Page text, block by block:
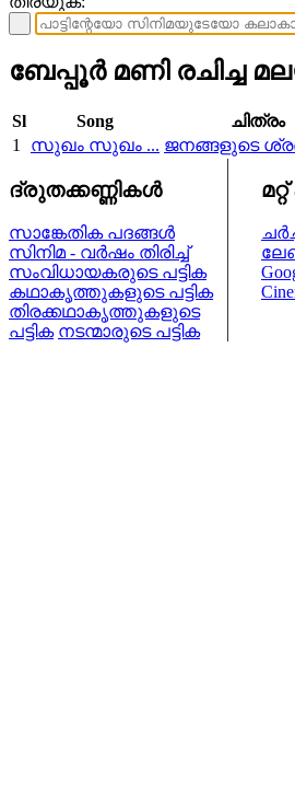
ബേപ്പൂര്‍ മണി രചിച്ച
Sl Song ചിത്രം
1
സുഖം സുഖം ... ജനങ്ങളുടെ
ദ്രുതക്കണ്ണികള്‍
സാങ്കേതിക പദങ്ങള്‍
സിനിമ - വര്‍ഷം തിരിച്ച്
സംവിധായകരുടെ പട്ടിക
കഥാകൃത്തുകളുടെ പട്ടിക
തിരക്കഥാകൃത്തുകളുടെ
പട്ടിക നടന്മാരുടെ പട്ടിക